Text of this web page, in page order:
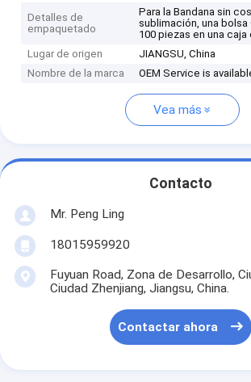
Detalles de
empaquetado
Para la Bandana sin
sublimación, una bolsa
100 piezas en una caja
Lugar de origen
JIANGSU, China
Nombre de la marca
OEM Service is
Vea más
Contacto
Mr. Peng Ling
18015959920
Fuyuan Road, Zona de Desarrollo,
Ciudad Zhenjiang, Jiangsu, China.
Contactar ahora